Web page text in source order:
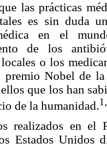
las prácticas
es sin duda
en el
de los
locales o los
premio Nobel de
que los han
de la humanidad.
realizados en el
Estados Unidos